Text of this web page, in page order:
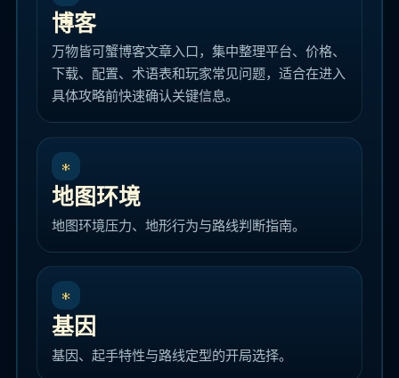
博客
万物皆可蟹博客文章入口，集中整理平台、价格、
下载、配置、术语表和玩家常见问题，适合在进入
具体攻略前快速确认关键信息。
*
地图环境
地图环境压力、地形行为与路线判断指南。
*
基因
基因、起手特性与路线定型的开局选择。